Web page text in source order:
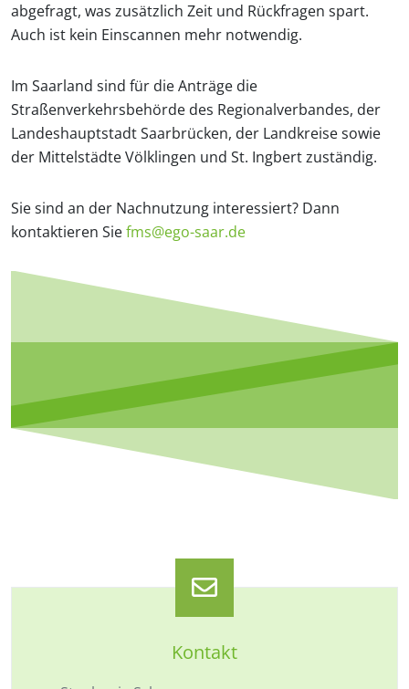
abgefragt, was zusätzlich Zeit und Rückfragen spart.
Auch ist kein Einscannen mehr notwendig.
Im Saarland sind für die Anträge die
Straßenverkehrsbehörde des Regionalverbandes, der
Landeshauptstadt Saarbrücken, der Landkreise sowie
der Mittelstädte Völklingen und St. Ingbert zuständig.
Sie sind an der Nachnutzung interessiert? Dann
kontaktieren Siefms@ego-saar.de
Kontakt